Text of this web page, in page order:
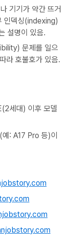
기기가 약간 뜨거
인덱싱(indexing)
설명이 있음.
문제를 일으
라 호불호가 있음.
세대) 이후 모델
: A17 Pro 등)이